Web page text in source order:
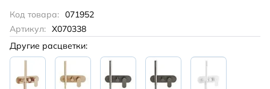
Код товара: 071952
Артикул: X070338
Другие расцветки: